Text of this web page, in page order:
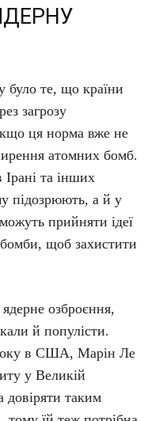
було те, що країни
загрозу
ця норма вже не
атомних бомб.
та інших
підозрюють, а й у
прийняти ідеї
щоб захистити
озброєння,
й популісти.
в США, Марін Ле
у Великій
довіряти таким